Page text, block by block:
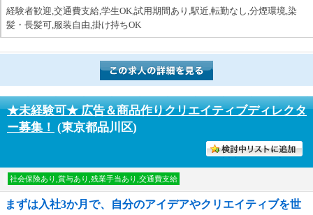
経験者歓迎,交通費支給,学生OK,試用期間あり,駅近,転勤なし,分煙環境,染
髪・長髪可,服装自由,掛け持ちOK
★未経験可★ 広告＆商品作りクリエイティブディレクタ
ー募集！ (東京都品川区)
社会保険あり,賞与あり,残業手当あり,交通費支給
まずは入社3か月で、自分のアイデアやクリエイティブを世